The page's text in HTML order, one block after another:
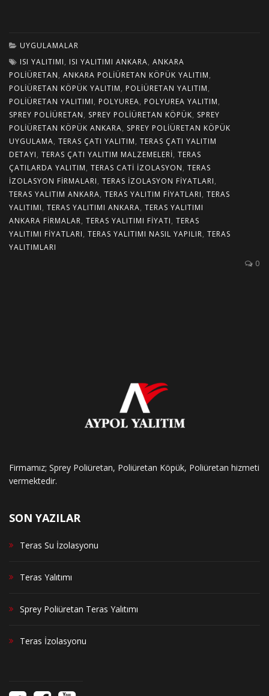
UYGULAMALAR
ISI YALITIMI, ISI YALITIMI ANKARA, ANKARA
POLIÜRETAN, ANKARA POLIÜRETAN KÖPÜK YALITIM,
POLIÜRETAN KÖPÜK YALITIM, POLIÜRETAN YALITIM,
POLIÜRETAN YALITIMI, POLYUREA, POLYUREA YALITIM,
SPREY POLIÜRETAN, SPREY POLIÜRETAN KÖPÜK, SPREY
POLIÜRETAN KÖPÜK ANKARA, SPREY POLIÜRETAN KÖPÜK
UYGULAMA, TERAS ÇATI YALITIM, TERAS ÇATI YALITIM
DETAYI, TERAS ÇATI YALITIM MALZEMELERI, TERAS
ÇATILARDA YALITIM, TERAS CATI IZOLASYON, TERAS
IZOLASYON FIRMALARI, TERAS IZOLASYON FIYATLARI,
TERAS YALITIM ANKARA, TERAS YALITIM FIYATLARI, TERAS
YALITIMI, TERAS YALITIMI ANKARA, TERAS YALITIMI
ANKARA FIRMALAR, TERAS YALITIMI FIYATI, TERAS
YALITIMI FIYATLARI, TERAS YALITIMI NASIL YAPILIR, TERAS
YALITIMLARI
0
Firmamız; Sprey Poliüretan, Poliüretan Köpük, Poliüretan hizmeti
vermektedir.
SON YAZILAR
Teras Su İzolasyonu
Teras Yalıtımı
Sprey Poliüretan Teras Yalıtımı
Teras İzolasyonu